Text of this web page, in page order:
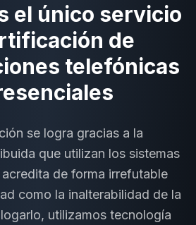
el único servicio
de
telefónicas
se logra gracias a la
que utilizan los sistemas
de forma irrefutable
como la inalterabilidad de la
utilizamos tecnología